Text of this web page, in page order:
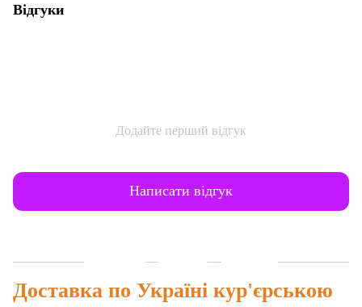
Відгуки
Додайте перший відгук
Написати відгук
Доставка по Україні кур'єрською